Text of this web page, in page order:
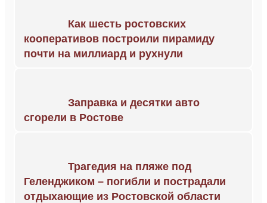
Как шесть ростовских
кооперативов построили пирамиду
почти на миллиард и рухнули
Заправка и десятки авто
сгорели в Ростове
Трагедия на пляже под
Геленджиком – погибли и пострадали
отдыхающие из Ростовской области